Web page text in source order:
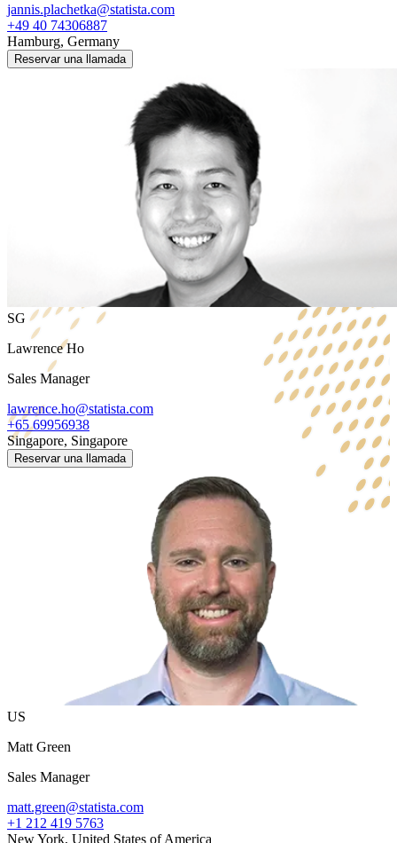
jannis.plachetka@statista.com
+49 40 74306887
Hamburg, Germany
Reservar una llamada
SG
Lawrence Ho
Sales Manager
lawrence.ho@statista.com
+65 69956938
Singapore, Singapore
Reservar una llamada
US
Matt Green
Sales Manager
matt.green@statista.com
+1 212 419 5763
New York, United States of America